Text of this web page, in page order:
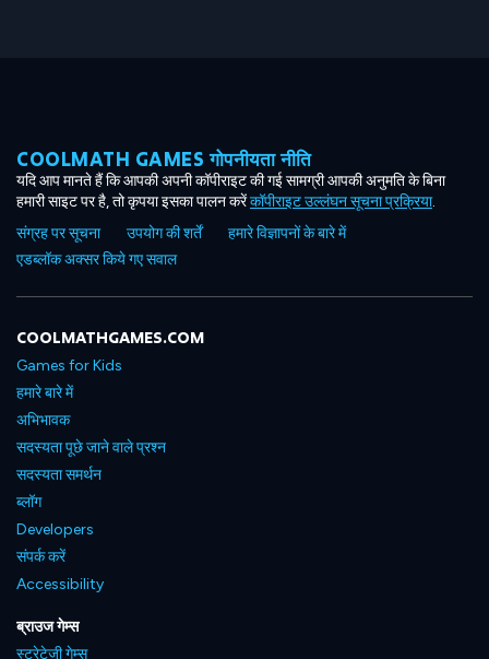
COOLMATH GAMES गोपनीयता नीति
यदि आप मानते हैं कि आपकी अपनी कॉपीराइट की गई सामग्री आपकी अनुमति के बिना
हमारी साइट पर है, तो कृपया इसका पालन करेंकॉपीराइट उल्लंघन सूचना प्रक्रिया.
संग्रह पर सूचना
उपयोग की शर्तें
हमारे विज्ञापनों के बारे में
एडब्लॉक अक्सर किये गए सवाल
COOLMATHGAMES.COM
Games for Kids
हमारे बारे में
अभिभावक
सदस्यता पूछे जाने वाले प्रश्न
सदस्यता समर्थन
ब्लॉग
Developers
संपर्क करें
Accessibility
ब्राउज गेम्स
स्ट्रेटेजी गेम्स